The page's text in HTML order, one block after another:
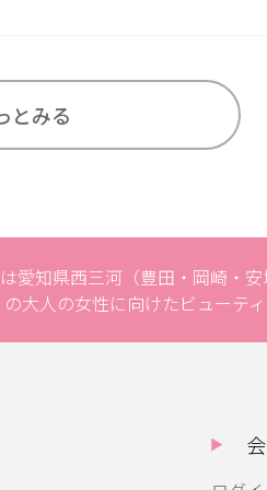
とみる
愛知県西三河（豊田・岡崎・
大人の女性に向けたビューテ